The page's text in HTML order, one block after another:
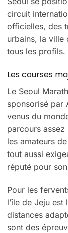
circuit
officielles, des
urbains, la ville
tous les profils.
Les courses
Le Seoul
sponsorisé par
venus du
parcours
les amateurs
tout aussi
réputé pour
Pour les
l’île de Jeju est
distances
sont des